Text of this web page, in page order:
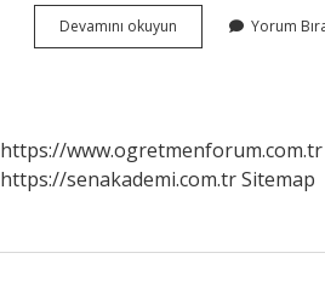
Devamını okuyun
Kimyası
Yorum
https://www.ogretmenforum.com.tr
https://senakademi.com.trSitemap